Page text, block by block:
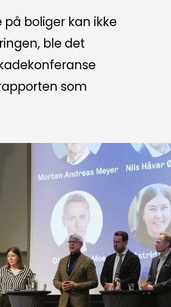
boliger kan ikke
ble det
som